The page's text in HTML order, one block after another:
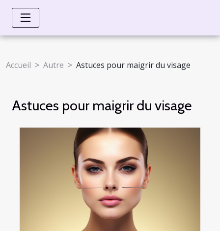
Accueil Autre Astuces pour maigrir du visage
Astuces pour maigrir du visage